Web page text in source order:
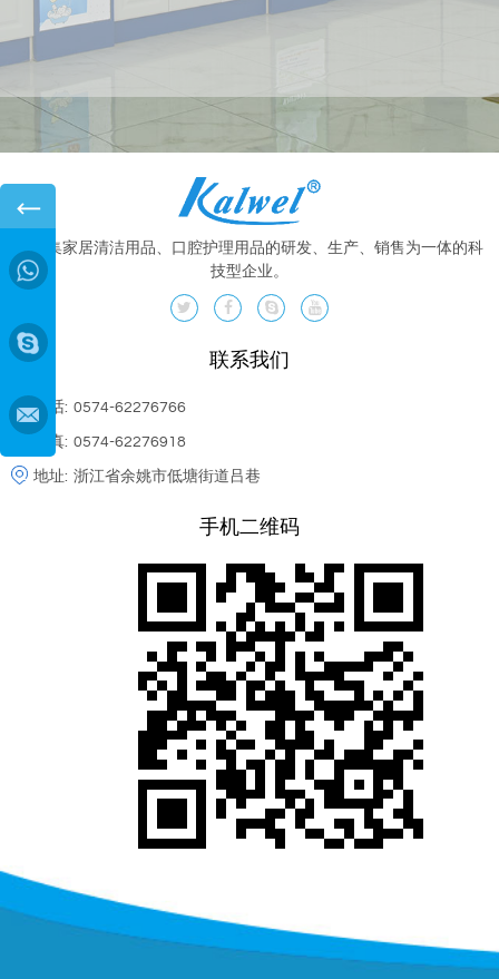
一家集家居清洁用品、口腔护理用品的研发、生产、销售为一体的科
技型企业。
联系我们
电话: 0574-62276766
传真: 0574-62276918
地址: 浙江省余姚市低塘街道吕巷
手机二维码
←
→